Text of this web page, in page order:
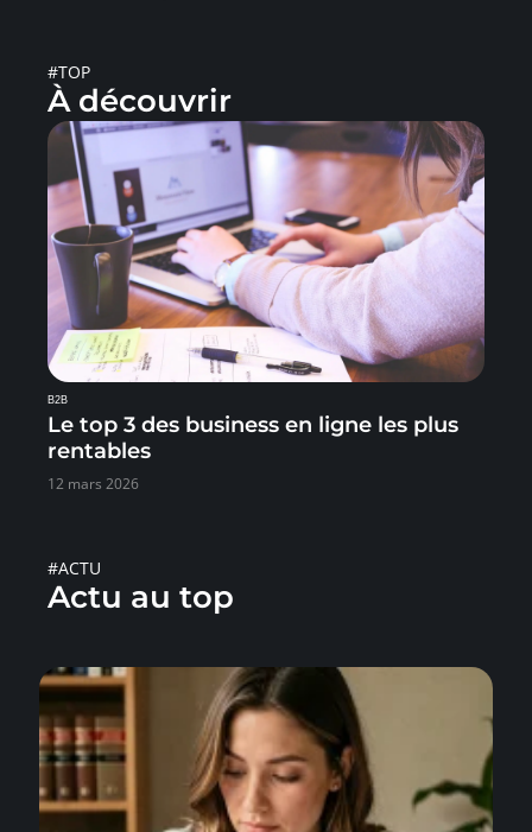
#TOP
À découvrir
B2B
Le top 3 des business en ligne les plus
rentables
12 mars 2026
#ACTU
Actu au top